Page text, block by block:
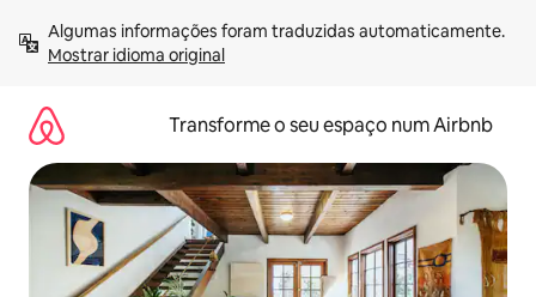
para
Mostrar idioma original
Transforme o seu espaço num Airbnb